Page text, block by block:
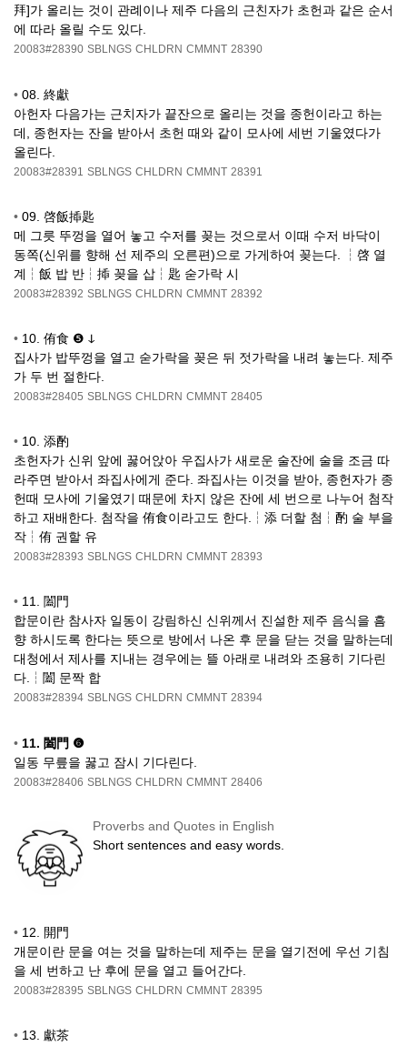
拜]가 올리는 것이 관례이나 제주 다음의 근친자가 초헌과 같은 순서
에 따라 올릴 수도 있다.
20083#28390 SBLNGS CHLDRN CMMNT 28390
• 08. 終獻
아헌자 다음가는 근치자가 끝잔으로 올리는 것을 종헌이라고 하는
데, 종헌자는 잔을 받아서 초헌 때와 같이 모사에 세번 기울였다가
올린다.
20083#28391 SBLNGS CHLDRN CMMNT 28391
• 09. 啓飯揷匙
메 그릇 뚜껑을 열어 놓고 수저를 꽂는 것으로서 이때 수저 바닥이
동쪽(신위를 향해 선 제주의 오른편)으로 가게하여 꽂는다. ┆啓 열
계┆飯 밥 반┆揷 꽂을 삽┆匙 숟가락 시
20083#28392 SBLNGS CHLDRN CMMNT 28392
• 10. 侑食 ❺ ↆ
집사가 밥뚜껑을 열고 숟가락을 꽂은 뒤 젓가락을 내려 놓는다. 제주
가 두 번 절한다.
20083#28405 SBLNGS CHLDRN CMMNT 28405
• 10. 添酌
초헌자가 신위 앞에 꿇어앉아 우집사가 새로운 술잔에 술을 조금 따
라주면 받아서 좌집사에게 준다. 좌집사는 이것을 받아, 종헌자가 종
헌때 모사에 기울였기 때문에 차지 않은 잔에 세 번으로 나누어 첨작
하고 재배한다. 첨작을 侑食이라고도 한다.┆添 더할 첨┆酌 술 부을
작┆侑 권할 유
20083#28393 SBLNGS CHLDRN CMMNT 28393
• 11. 闔門
합문이란 참사자 일동이 강림하신 신위께서 진설한 제주 음식을 흠
향 하시도록 한다는 뜻으로 방에서 나온 후 문을 닫는 것을 말하는데
대청에서 제사를 지내는 경우에는 뜰 아래로 내려와 조용히 기다린
다.┆闔 문짝 합
20083#28394 SBLNGS CHLDRN CMMNT 28394
• 11. 闔門 ❻
일동 무릎을 꿇고 잠시 기다린다.
20083#28406 SBLNGS CHLDRN CMMNT 28406
Proverbs and Quotes in English
Short sentences and easy words.
• 12. 開門
개문이란 문을 여는 것을 말하는데 제주는 문을 열기전에 우선 기침
을 세 번하고 난 후에 문을 열고 들어간다.
20083#28395 SBLNGS CHLDRN CMMNT 28395
• 13. 獻茶